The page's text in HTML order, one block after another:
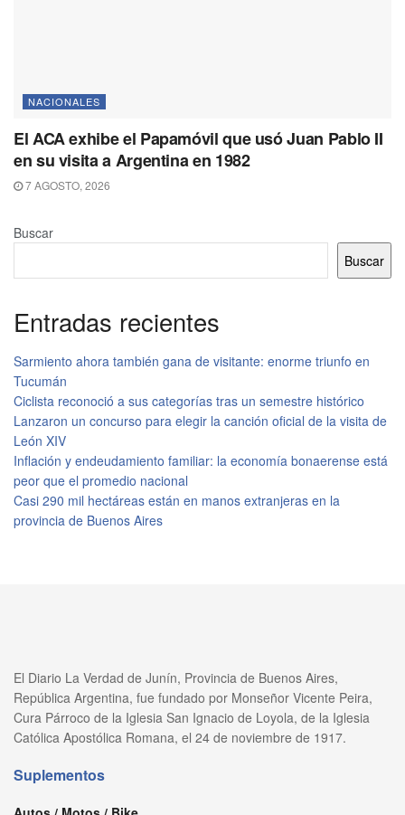
NACIONALES
El ACA exhibe el Papamóvil que usó Juan Pablo II
en su visita a Argentina en 1982
7 AGOSTO, 2026
Buscar
Buscar
Entradas recientes
Sarmiento ahora también gana de visitante: enorme triunfo en
Tucumán
Ciclista reconoció a sus categorías tras un semestre histórico
Lanzaron un concurso para elegir la canción oficial de la visita de
León XIV
Inflación y endeudamiento familiar: la economía bonaerense está
peor que el promedio nacional
Casi 290 mil hectáreas están en manos extranjeras en la
provincia de Buenos Aires
El Diario La Verdad de Junín, Provincia de Buenos Aires,
República Argentina, fue fundado por Monseñor Vicente Peira,
Cura Párroco de la Iglesia San Ignacio de Loyola, de la Iglesia
Católica Apostólica Romana, el 24 de noviembre de 1917.
Suplementos